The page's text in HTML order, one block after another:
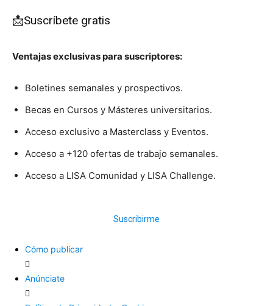
📩Suscríbete gratis
Ventajas exclusivas para suscriptores:
Boletines semanales y prospectivos.
Becas en Cursos y Másteres universitarios.
Acceso exclusivo a Masterclass y Eventos.
Acceso a +120 ofertas de trabajo semanales.
Acceso a LISA Comunidad y LISA Challenge.
Suscribirme
Cómo publicar
Anúnciate